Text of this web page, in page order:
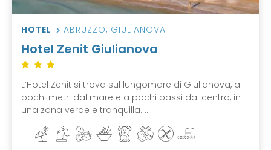
HOTEL ABRUZZO, GIULIANOVA
Hotel Zenit Giulianova
L’Hotel Zenit si trova sul lungomare di Giulianova, a
pochi metri dal mare e a pochi passi dal centro, in
una zona verde e tranquilla. ...